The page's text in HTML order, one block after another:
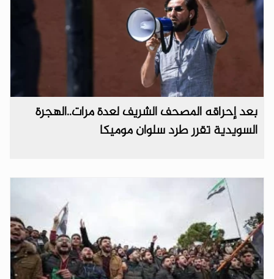
بعد إحراقه المصحف الشريف لعدة مرات..الهجرة
السويدية تقرر طرد سلوان موميكا